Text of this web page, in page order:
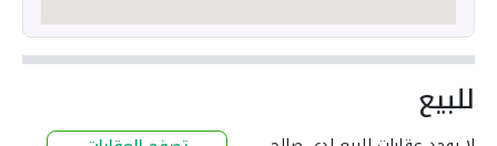
للبيع